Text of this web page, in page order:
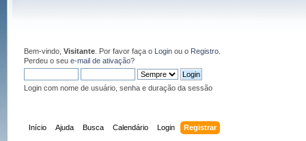
Bem-vindo, Visitante. Por favor faça o Loginou o Registro.
Perdeu o seu e-mail de ativação?
Login com nome de usuário, senha e duração da sessão
Início Ajuda Busca Calendário Login Registrar